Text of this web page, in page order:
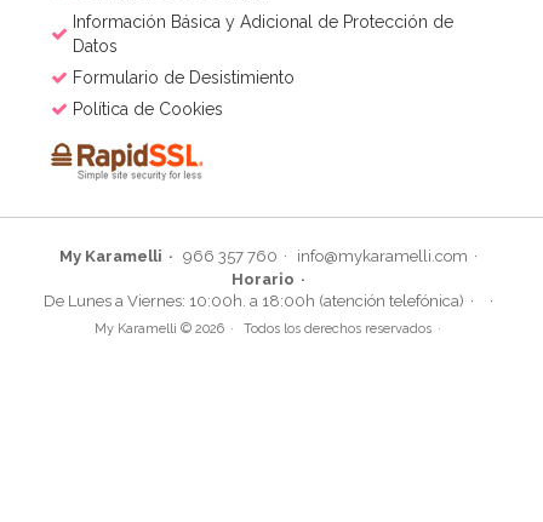
Información Básica y Adicional de Protección de
Datos
Formulario de Desistimiento
Política de Cookies
My Karamelli 966 357 760
info@mykaramelli.com
Horario
De Lunes a Viernes: 10:00h. a 18:00h (atención telefónica)
My Karamelli © 2026 Todos los derechos reservados